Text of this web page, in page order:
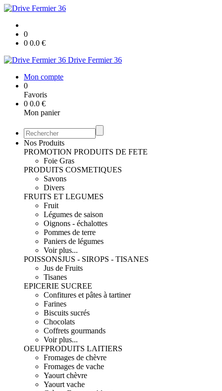
0
0 0.0 €
Drive Fermier 36
Mon compte
0
Favoris
0 0.0 €
Mon panier
Nos Produits
PROMOTION PRODUITS DE FETE
Foie Gras
PRODUITS COSMETIQUES
Savons
Divers
FRUITS ET LEGUMES
Fruit
Légumes de saison
Oignons - échalottes
Pommes de terre
Paniers de légumes
Voir plus...
POISSONSJUS - SIROPS - TISANES
Jus de Fruits
Tisanes
EPICERIE SUCREE
Confitures et pâtes à tartiner
Farines
Biscuits sucrés
Chocolats
Coffrets gourmands
Voir plus...
OEUFPRODUITS LAITIERS
Fromages de chèvre
Fromages de vache
Yaourt chèvre
Yaourt vache